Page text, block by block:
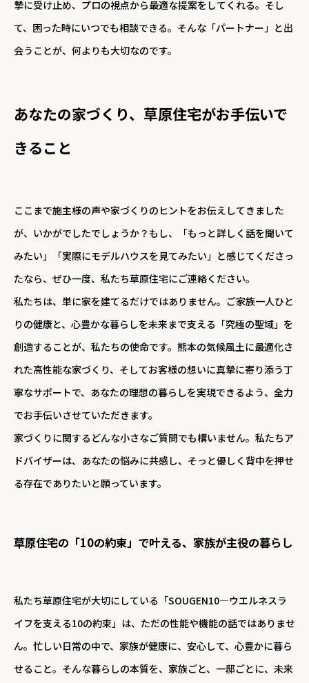
摯に受け止め、プロの視点から最適な提案をしてくれる。そし
て、困った時にいつでも相談できる。そんな「パートナー」と出
会うことが、何よりも大切なのです。
あなたの家づくり、草原住宅がお手伝いで
きること
ここまで施主様の声や家づくりのヒントをお伝えしてきました
が、いかがでしたでしょうか？もし、「もっと詳しく話を聞いて
みたい」「実際にモデルハウスを見てみたい」と感じてくださっ
たなら、ぜひ一度、私たち草原住宅にご連絡ください。
私たちは、単に家を建てるだけではありません。ご家族一人ひと
りの健康と、心豊かな暮らしを未来まで支える「究極の聖域」を
創造することが、私たちの使命です。熊本の気候風土に最適化さ
れた高性能な家づくり、そしてお客様の想いに真摯に寄り添う丁
寧なサポートで、あなたの理想の暮らしを実現できるよう、全力
でお手伝いさせていただきます。
家づくりに関するどんな小さなご質問でも構いません。私たちア
ドバイザーは、あなたの悩みに共感し、そっと優しく背中を押せ
る存在でありたいと願っています。
草原住宅の「10の約束」で叶える、家族が主役の暮らし
私たち草原住宅が大切にしている「SOUGEN10—ウエルネスラ
イフを支える10の約束」は、ただの性能や機能の話ではありませ
ん。忙しい日常の中で、家族が健康に、安心して、心豊かに暮ら
せること。そんな暮らしの本質を、家族ごと、一邸ごとに、未来